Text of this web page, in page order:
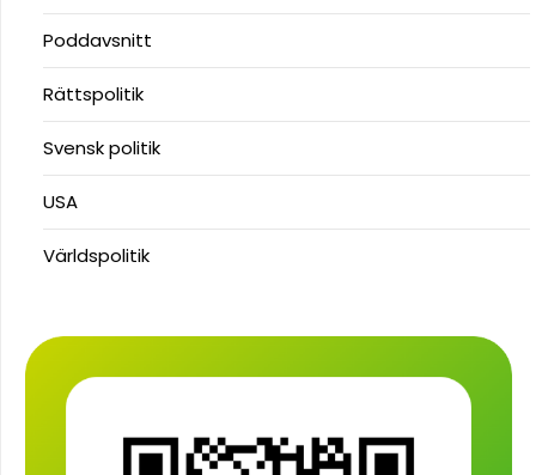
Poddavsnitt
Rättspolitik
Svensk politik
USA
Världspolitik